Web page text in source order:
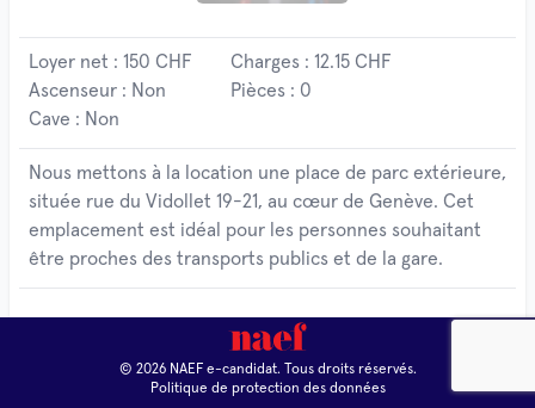
Loyer net : 150 CHF Charges : 12.15 CHF
Ascenseur : Non Pièces : 0
Cave : Non
Nous mettons à la location une place de parc extérieure,
située rue du Vidollet 19-21, au cœur de Genève. Cet
emplacement est idéal pour les personnes souhaitant
être proches des transports publics et de la gare.
© 2026 NAEF e-candidat. Tous droits réservés.
Politique de protection des données